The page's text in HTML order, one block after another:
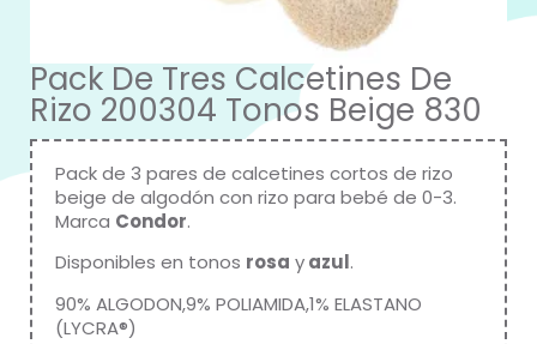
Pack De Tres Calcetines De
Rizo 200304 Tonos Beige 830
Pack de 3 pares de calcetines cortos de rizo
beige de algodón con rizo para bebé de 0-3.
Marca Condor.
Disponibles en tonos rosa yazul.
90% ALGODON,9% POLIAMIDA,1% ELASTANO
(LYCRA®)